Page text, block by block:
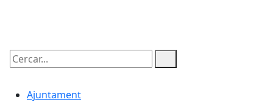
Cercar:
Ajuntament